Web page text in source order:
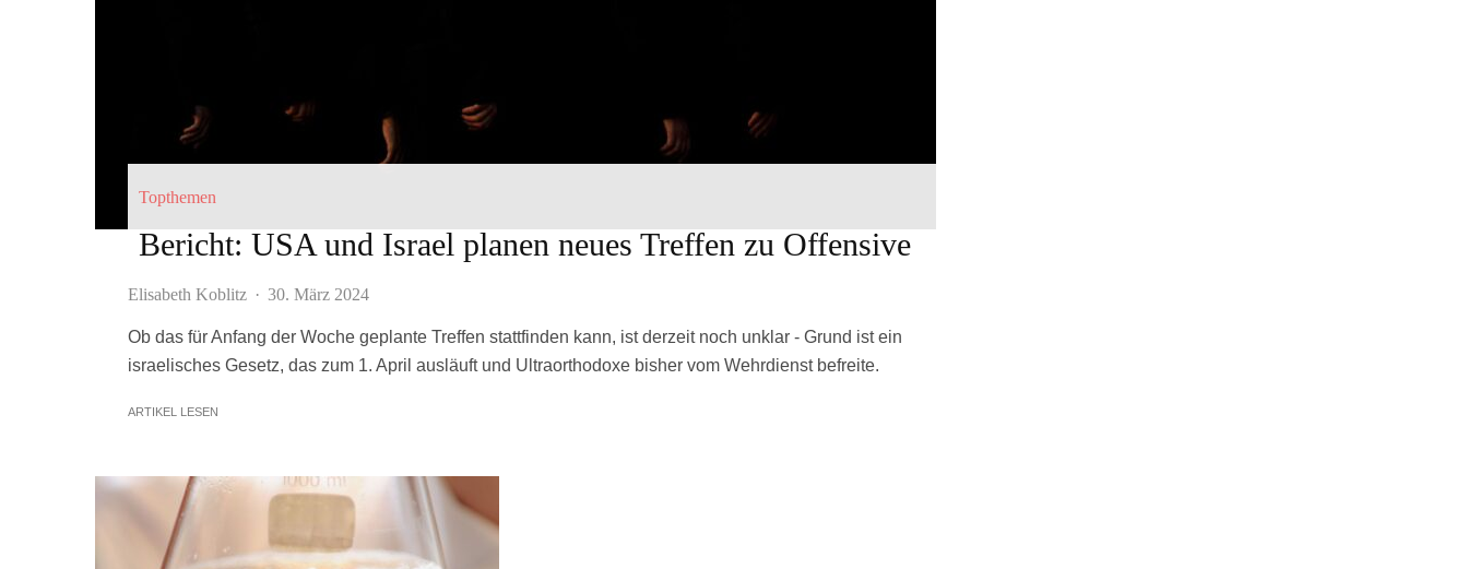
Topthemen
Bericht: USA und Israel planen neues Treffen zu Offensive
Elisabeth Koblitz · 30. März 2024
Ob das für Anfang der Woche geplante Treffen stattfinden kann, ist derzeit noch unklar - Grund ist ein
israelisches Gesetz, das zum 1. April ausläuft und Ultraorthodoxe bisher vom Wehrdienst befreite.
ARTIKEL LESEN